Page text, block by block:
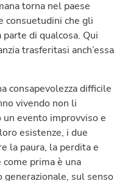
torna nel paese
consuetudini che gli
di qualcosa. Qui
trasferitasi anch’essa
consapevolezza difficile
vivendo non li
un evento improvviso e
esistenze, i due
la paura, la perdita e
prima è una
sul senso